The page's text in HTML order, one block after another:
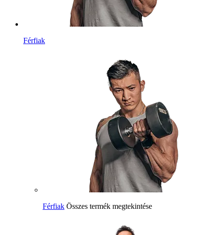
Férfiak
Férfiak Összes termék megtekintése